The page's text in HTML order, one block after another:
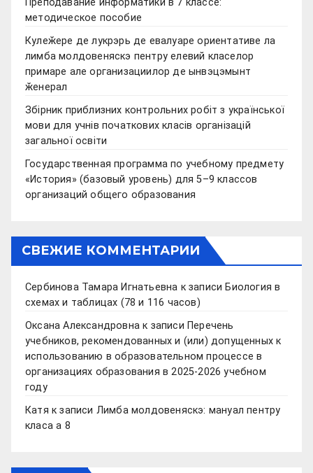
Преподавание информатики в 7 классе:
методическое пособие
Кулеӂере де лукрэрь де евалуаре ориентативе ла
лимба молдовеняскэ пентру елевий класелор
примаре але организациилор де ынвэцэмынт
ӂенерал
Збірник приблизних контрольних робіт з української
мови для учнів початкових класів організацій
загальної освіти
Государственная программа по учебному предмету
«История» (базовый уровень) для 5–9 классов
организаций общего образования
СВЕЖИЕ КОММЕНТАРИИ
Сербинова Тамара Игнатьевна к записи Биология в
схемах и таблицах (78 и 116 часов)
Оксана Александровна к записи Перечень
учебников, рекомендованных и (или) допущенных к
использованию в образовательном процессе в
организациях образования в 2025-2026 учебном
году
Катя к записи Лимба молдовеняскэ: мануал пентру
класа а 8